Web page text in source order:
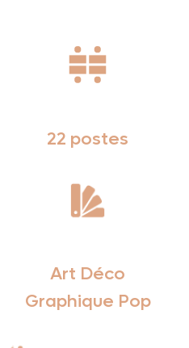
22 postes
Art Déco
Graphique Pop